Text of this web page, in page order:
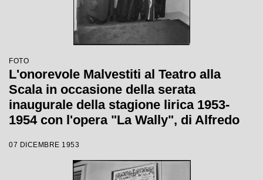
FOTO
L'onorevole Malvestiti al Teatro alla
Scala in occasione della serata
inaugurale della stagione lirica 1953-
1954 con l'opera "La Wally", di Alfredo
con la regia di Tatiana Pavlova
07 DICEMBRE 1953